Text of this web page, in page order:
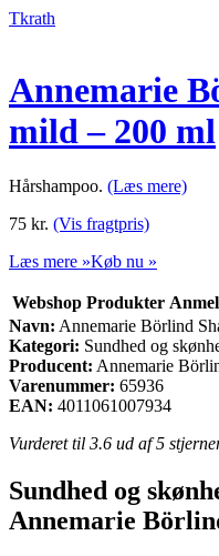
Tkrath
Annemarie
mild – 200 ml
Hårshampoo. (Læs mere)
75 kr. (Vis fragtpris)
Læs mere »Køb nu »
Webshop Produkter
Navn: Annemarie Börlind
Kategori: Sundhed og
Producent: Annemarie
Varenummer: 65936
EAN: 4011061007934
Vurderet til 3.6 ud af 5
Sundhed og
Annemarie